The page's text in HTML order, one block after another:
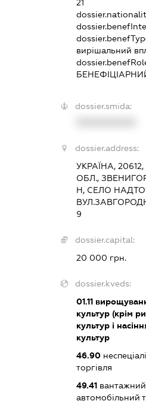
21
вирішальний
dossier.smida:
dossier.address:
УКРАЇНА,
ОБЛ.,
Н, СЕЛО
9
dossier.capital:
20 000 грн.
dossier.kveds:
01.11
культур (крім
культур і
культур
46.90
торгівля
49.41вантажний
автомобільний